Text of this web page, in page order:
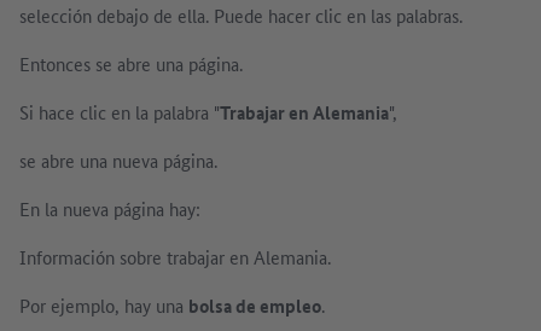
selección debajo de ella. Puede hacer clic en las palabras.
Entonces se abre una página.
Si hace clic en la palabra "Trabajar en Alemania",
se abre una nueva página.
En la nueva página hay:
Información sobre trabajar en Alemania.
Por ejemplo, hay una bolsa de empleo.